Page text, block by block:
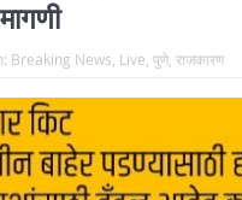
Breaking News Live पुणे, राजकारण